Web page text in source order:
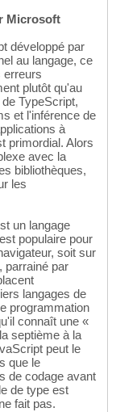
Microsoft
développé par
au langage, ce
erreurs
plutôt qu'au
TypeScript,
et l'inférence de
à
primordial. Alors
avec la
bibliothèques,
les
un langage
populaire pour
soit sur
parrainé par
langages de
programmation
connaît une «
septième à la
peut le
que le
de codage avant
de type est
fait pas.